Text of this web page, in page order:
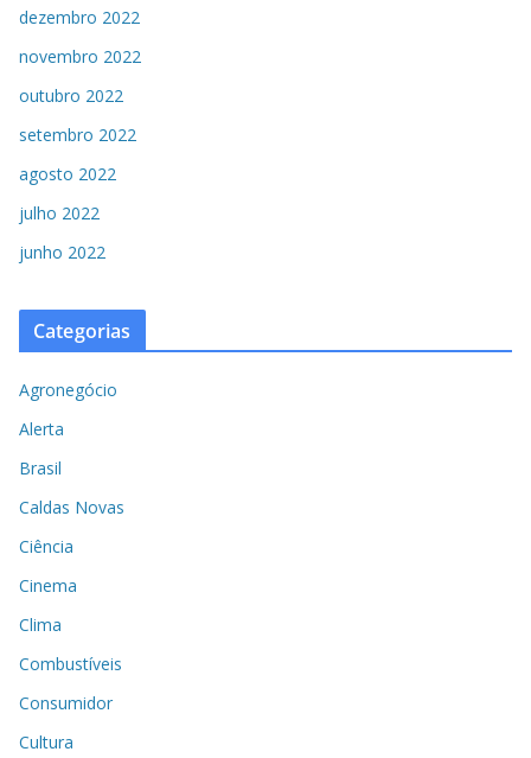
dezembro 2022
novembro 2022
outubro 2022
setembro 2022
agosto 2022
julho 2022
junho 2022
Categorias
Agronegócio
Alerta
Brasil
Caldas Novas
Ciência
Cinema
Clima
Combustíveis
Consumidor
Cultura